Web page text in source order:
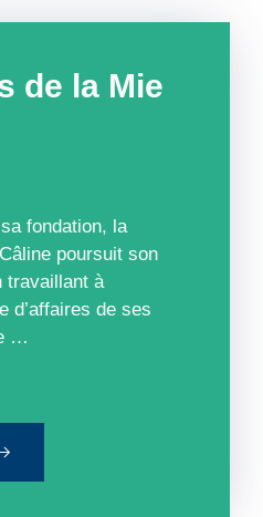
de la Mie
fondation, la
poursuit son
travaillant à
d’affaires de ses
…